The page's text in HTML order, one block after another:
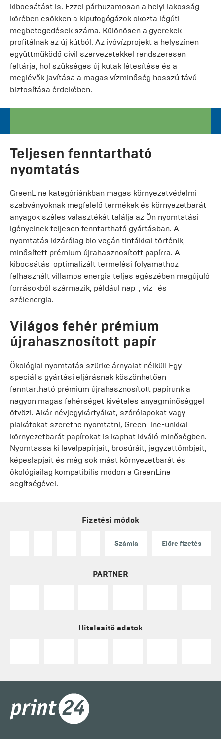
kibocsátást is. Ezzel párhuzamosan a helyi lakosság
körében csökken a kipufogógázok okozta légúti
megbetegedések száma. Különösen a gyerekek
profitálnak az új kútból. Az ivóvízprojekt a helyszínen
együttműködő civil szervezetekkel rendszeresen
feltárja, hol szükséges új kutak létesítése és a
meglévők javítása a magas vízminőség hosszú távú
biztosítása érdekében.
Teljesen fenntartható
nyomtatás
GreenLine kategóriánkban magas környezetvédelmi
szabványoknak megfelelő termékek és környezetbarát
anyagok széles választékát találja az Ön nyomtatási
igényeinek teljesen fenntartható gyártásban. A
nyomtatás kizárólag bio vegán tintákkal történik,
minősített prémium újrahasznosított papírra. A
kibocsátás-optimalizált termelési folyamathoz
felhasznált villamos energia teljes egészében megújuló
forrásokból származik, például nap-, víz- és
szélenergia.
Világos fehér prémium
újrahasznosított papír
Ökológiai nyomtatás szürke árnyalat nélkül! Egy
speciális gyártási eljárásnak köszönhetően
fenntartható prémium újrahasznosított papírunk a
nagyon magas fehérséget kivételes anyagminőséggel
ötvözi. Akár névjegykártyákat, szórólapokat vagy
plakátokat szeretne nyomtatni, GreenLine-unkkal
környezetbarát papírokat is kaphat kiváló minőségben.
Nyomtassa ki levélpapírjait, brosúráit, jegyzettömbjeit,
képeslapjait és még sok mást környezetbarát és
ökológiailag kompatibilis módon a GreenLine
segítségével.
Fizetési módok
Számla Előre fizetés
PARTNER
Hitelesítő adatok